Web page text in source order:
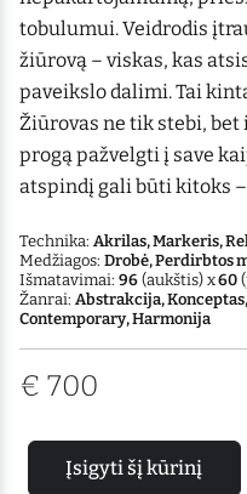
tobulumui. Veidrodis
žiūrovą – viskas, kas
paveikslo dalimi. Tai
Žiūrovas ne tik stebi,
progą pažvelgti į save
atspindį gali būti kitoks
Technika: Akrilas, Markeris,
Medžiagos: Drobė, Perdirbtos
Išmatavimai: 96 (aukštis) x60
Žanrai: Abstrakcija,
Contemporary, Harmonija
€ 700
Įsigyti šį kūrinį